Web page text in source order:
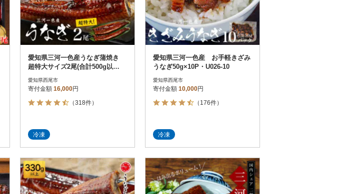
冷蔵便
冷凍便
定期便
さとふるアプリdeワンストップ申請
対象
結果を見る（
愛知県三河一色産うなぎ蒲焼き
超特大サイズ2尾(合計500g以
上)・U039-16
愛知県西尾市
寄付金額 16,000円
（318件）
冷凍
愛知県三河一色産 お手軽きざみ
うなぎ50g×10P・U026-10
愛知県西尾市
寄付金額 10,000円
（176件）
冷凍